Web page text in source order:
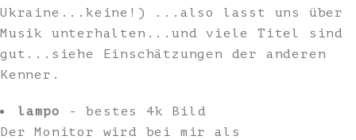
Ukraine...keine!) ...also lasst uns über
Musik unterhalten...und viele Titel sind
gut...siehe Einschätzungen der anderen
Kenner.
lampo
- bestes 4k Bild
Der Monitor wird bei mir als